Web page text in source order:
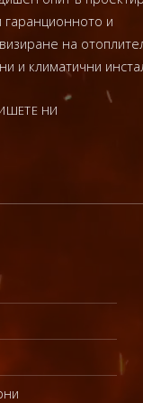
гаранционното и
на
и климатични
НИ